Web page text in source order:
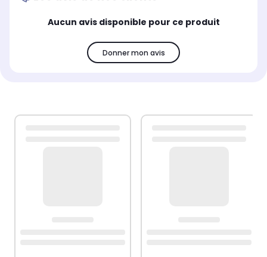
Aucun avis disponible pour ce produit
Donner mon avis